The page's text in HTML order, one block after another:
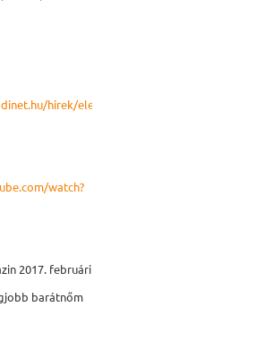
hirek/eletmod/egeszseg/22158/
watch?
2017. februári
barátnőm